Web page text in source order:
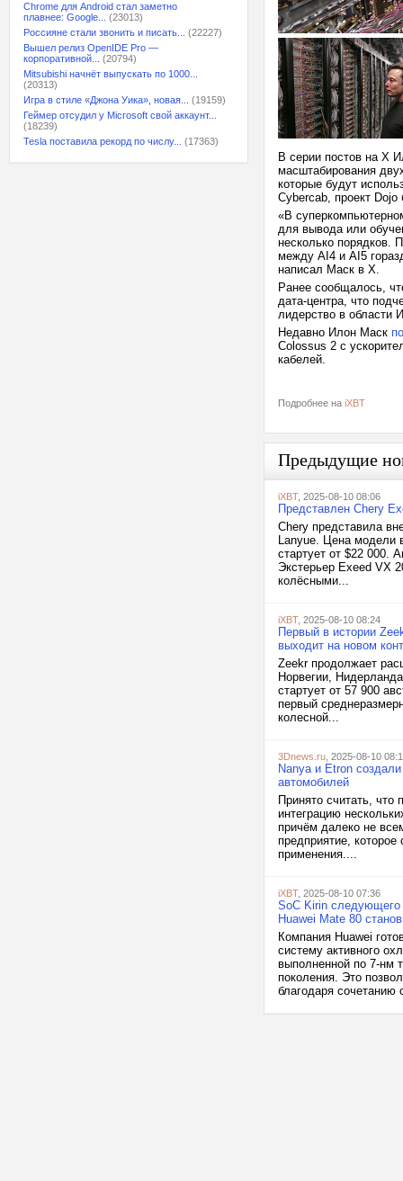
Chrome для Android стал заметно
плавнее: Google...
(23013)
Россияне стали звонить и писать...
(22227)
Вышел релиз OpenIDE Pro —
корпоративной...
(20794)
Mitsubishi начнёт выпускать по 1000...
(20313)
Игра в стиле «Джона Уика», новая...
(19159)
Геймер отсудил у Microsoft свой аккаунт...
(18239)
Tesla поставила рекорд по числу...
(17363)
В серии постов на X
масштабирования
которые будут
Cybercab, проект
«В
для вывода или
несколько порядков.
между AI4 и AI5
написал Маск в X.
Ранее сообщалось,
дата-центра, что
лидерство в области
Недавно Илон Маск
Colossus 2 с
кабелей.
Подробнее на iXBT
Предыдущие
iXBT, 2025-08-10 08:06
Представлен Chery
Chery представила
Lanyue. Цена модели
стартует от $22 000.
Экстерьер Exeed VX
колёсными...
iXBT, 2025-08-10 08:24
Первый в истории
выходит на новом
Zeekr продолжает
Норвегии,
стартует от 57 900
первый
колесной...
3Dnews.ru , 2025-08-10
Nanya и Etron
автомобилей
Принято считать, что
интеграцию
причём далеко не
предприятие,
применения....
iXBT, 2025-08-10 07:36
SoC Kirin следующего
Huawei Mate 80
Компания Huawei
систему активного
выполненной по 7-нм
поколения. Это
благодаря сочетанию